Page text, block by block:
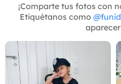
¡Comparte tus fotos con
Etiquétanos como